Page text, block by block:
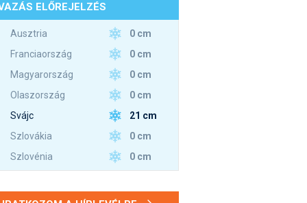
ELŐREJELZÉS
Ausztria
0 cm
Franciaország
0 cm
Magyarország
0 cm
Olaszország
0 cm
Svájc
21 cm
Szlovákia
0 cm
Szlovénia
0 cm